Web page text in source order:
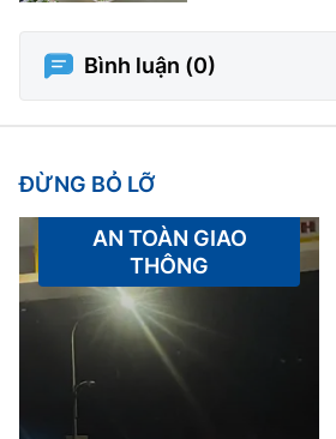
Bình luận (0)
ĐỪNG BỎ LỠ
AN TOÀN GIAO
THÔNG